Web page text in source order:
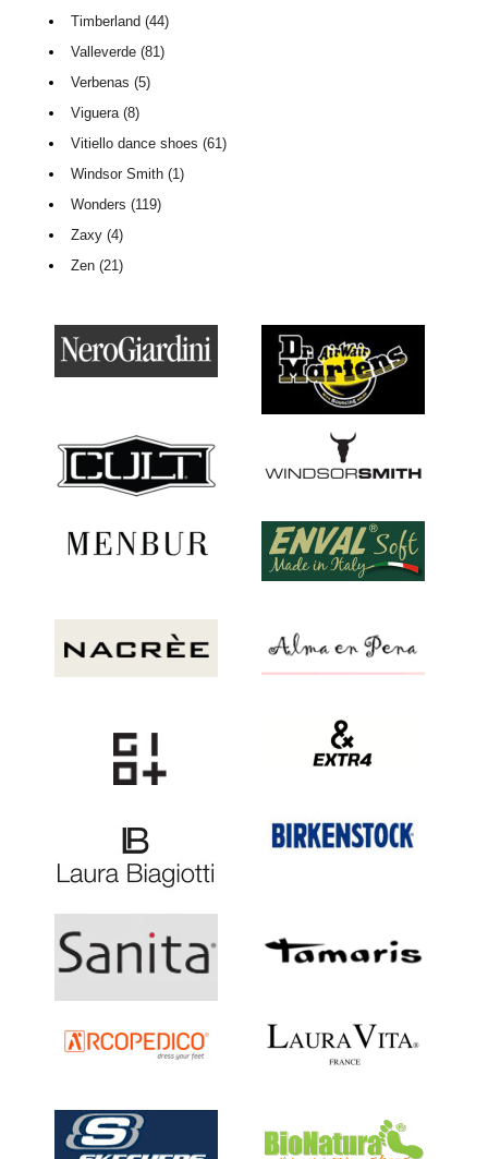
Timberland (44)
Valleverde (81)
Verbenas (5)
Viguera (8)
Vitiello dance shoes (61)
Windsor Smith (1)
Wonders (119)
Zaxy (4)
Zen (21)